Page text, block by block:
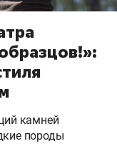
камней
породы